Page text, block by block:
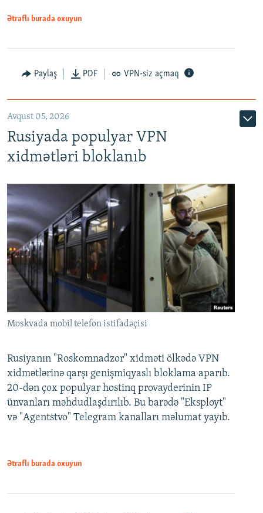
Ətraflı burada oxuyun
Paylaş PDF VPN-siz açmaq
Avqust 05, 2026
Rusiyada populyar VPN
xidmətləri bloklanıb
Moskvada mobil telefon istifadəçisi
Rusiyanın "Roskomnadzor" xidməti ölkədə VPN
xidmətlərinə qarşı genişmiqyaslı bloklama aparıb.
20-dən çox populyar hostinq provayderinin IP
ünvanları məhdudlaşdırılıb. Bu barədə "Eksployt"
və "Agentstvo" Telegram kanalları məlumat yayıb.
Ətraflı burada oxuyun